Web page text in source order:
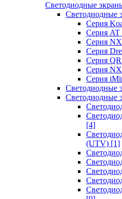
Светодиодные
Светодиодные
Cерия
Серия AT
Серия NX
Серия
Серия QR
Серия
Серия
Светодиодные
Светодиодные
[4]
(UTV) [1]